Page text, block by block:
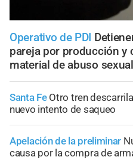
Operativo de PDI
pareja por producción y
material de abuso
Santa Fe Otro tren
nuevo intento de saqueo
Apelación de la preliminar
causa por la compra de